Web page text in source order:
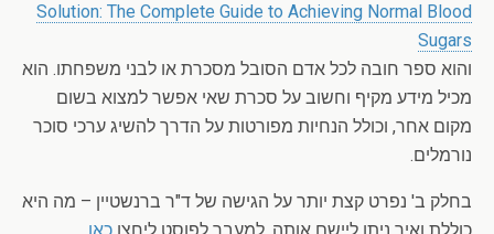
Solution: The Complete Guide to Achieving Normal Blood
Sugars
והוא ספר חובה לכל אדם הסובל מסכרת או לבני משפחתו. הוא
מכיל מידע מקיף וחשוב על סכרת שאי אפשר למצוא בשום
מקום אחר, וכולל הנחיות מפורטות על הדרך להשיג ערכי סוכר
נורמלים.
בחלק ב' נפרט קצת יותר על הגישה של ד"ר ברנשטיין – מה היא